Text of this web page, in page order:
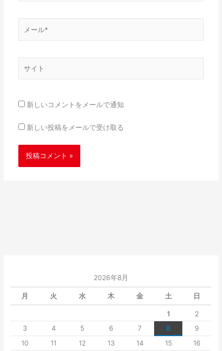
ー
*
新しいコメントをメールで通知
新しい投稿をメールで受け取る
2026年8月
月 火 水 木 金 土 日
1
2
3
4 5 6 7 8
9
10
11 12 13 14 15
16